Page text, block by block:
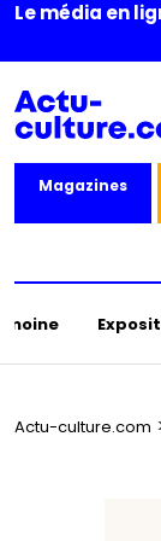
Le média en
Magazines
Actu-culture.com